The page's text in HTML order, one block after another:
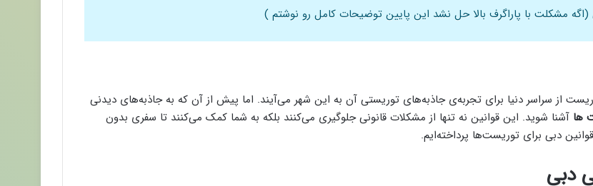
مشکلت با پاراگرف بالا حل نشد این پایین توضیحات کامل رو نوشتم )
از سراسر دنیا برای تجربه‌ی جاذبه‌های توریستی آن به این شهر می‌آیند. اما پیش از آن که به جاذبه‌های دیدنی
ها آشنا شوید. این قوانین نه تنها از مشکلات قانونی جلوگیری می‌کنند بلکه به شما کمک می‌کنند تا سفری بدون
دبی برای توریست‌ها پرداخته‌ایم.